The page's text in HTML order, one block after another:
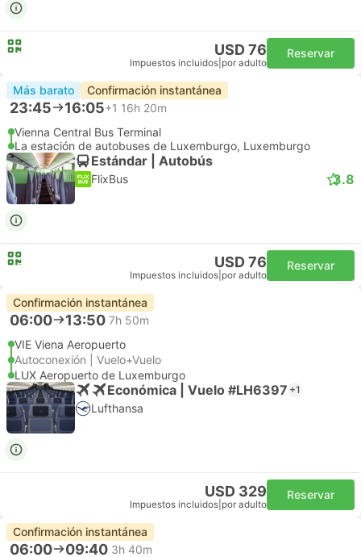
USD 76
Impuestos incluidos por adulto
Reservar
Más barato Confirmación instantánea
23:45 16:05+1 16h 20m
Vienna Central Bus Terminal
La estación de autobuses de Luxemburgo, Luxemburgo
Estándar | Autobús
FlixBus 3.8
USD 76
Impuestos incluidos por adulto
Reservar
Confirmación instantánea
06:00 13:50 7h 50m
VIE Viena Aeropuerto
Autoconexión | Vuelo+Vuelo
LUX Aeropuerto de Luxemburgo
Económica | Vuelo #LH6397 +1
Lufthansa
USD 329
Impuestos incluidos por adulto
Reservar
Confirmación instantánea
06:00 09:40 3h 40m